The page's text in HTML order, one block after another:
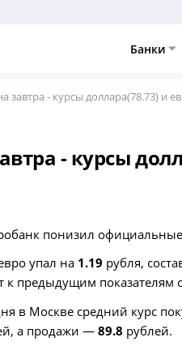
Банки
завтра - курсы доллара(78.73) и
- курсы
понизил
упал на 1.19 рубля,
к предыдущим показателям
в Москве средний курс
а продажи —89.8 рублей.